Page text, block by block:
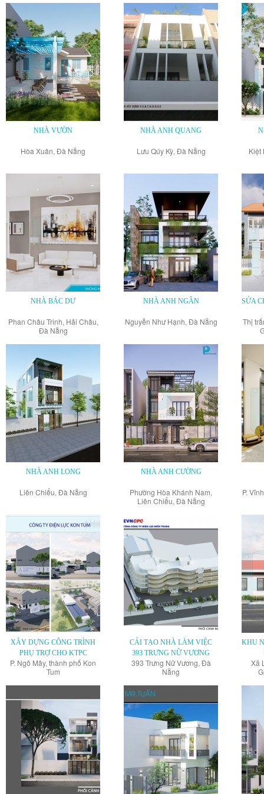
NHÀ VƯỜN
Hòa Xuân, Đà Nẵng
NHÀ ANH QUANG
Lưu Qúy Kỳ, Đà Nẵng Kiệt
NHÀ BÁC DƯ
Phan Châu Trinh, Hải Châu,
Đà Nẵng
NHÀ ANH NGÂN
Nguyễn Như Hạnh, Đà Nẵng
SỬA
Thị
NHÀ ANH LONG
Liên Chiểu, Đà Nẵng
NHÀ ANH CƯỜNG
Phường Hòa Khánh Nam,
Liên Chiểu, Đà Nẵng
P.
XÂY DỰNG CÔNG TRÌNH
PHỤ TRỢ CHO KTPC
P. Ngô Mây, thành phố Kon
Tum
CẢI TẠO NHÀ LÀM VIỆC
393 TRƯNG NỮ VƯƠNG
393 Trưng Nữ Vương, Đà
Nẵng
KHU
Xã